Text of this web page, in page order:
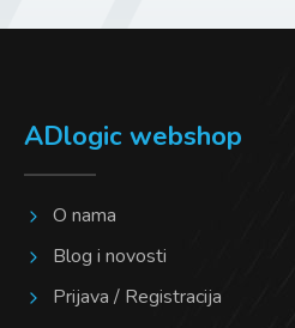
ADlogic webshop
O nama
Blog i novosti
Prijava / Registracija